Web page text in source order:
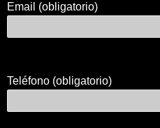
Email (obligatorio)
Teléfono (obligatorio)